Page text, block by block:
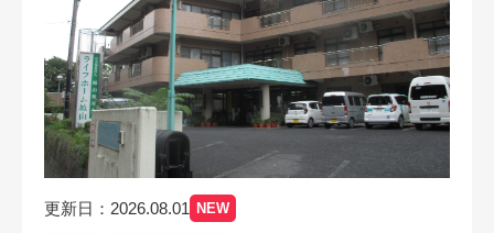
更新日：2026.08.01 NEW